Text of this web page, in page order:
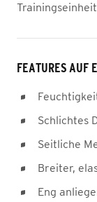
FEATURES AUF
Schlichtes
Seitliche
Breiter,
Eng